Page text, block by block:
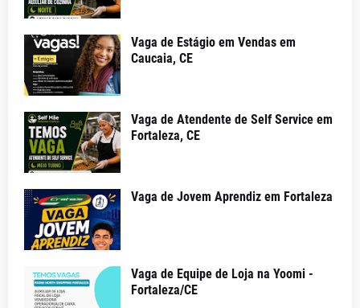
Vaga de Estágio em Vendas em
Caucaia, CE
Vaga de Atendente de Self Service em
Fortaleza, CE
Vaga de Jovem Aprendiz em Fortaleza
Vaga de Equipe de Loja na Yoomi -
Fortaleza/CE